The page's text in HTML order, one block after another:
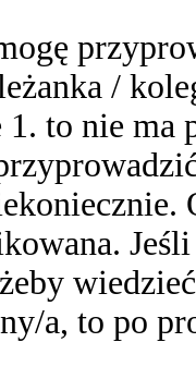
/
to nie ma
a, to po